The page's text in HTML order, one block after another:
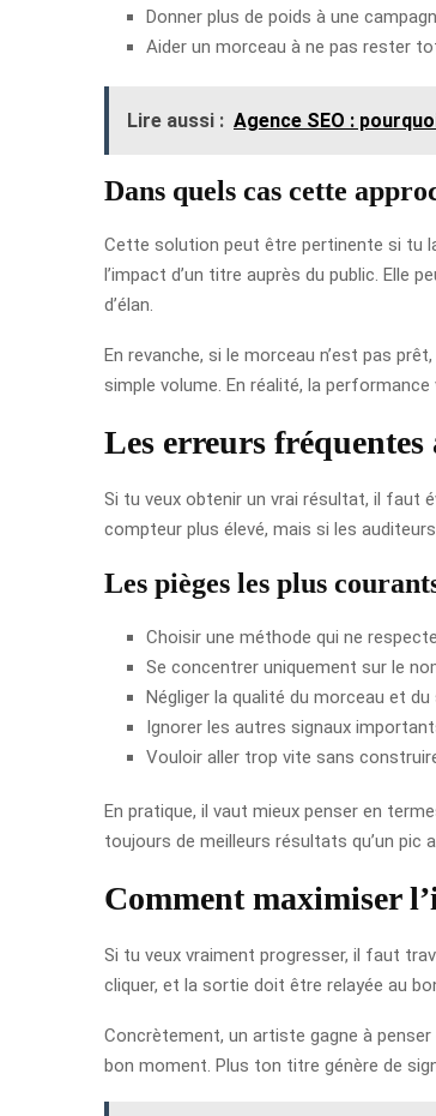
Donner plus de poids à une
Aider un morceau à ne pas rester
Lire aussi : Agence SEO :
Dans quels cas cette
Cette solution peut être pertinente si tu
l’impact d’un titre auprès du public. Elle
d’élan.
En revanche, si le morceau n’est pas
simple volume. En réalité, la performance
Les erreurs fréquentes
Si tu veux obtenir un vrai résultat, il faut
compteur plus élevé, mais si les
Les pièges les plus
Choisir une méthode qui ne
Se concentrer uniquement sur le
Négliger la qualité du morceau et du
Ignorer les autres signaux
Vouloir aller trop vite sans
En pratique, il vaut mieux penser en
toujours de meilleurs résultats qu’un pic
Comment maximiser
Si tu veux vraiment progresser, il faut
cliquer, et la sortie doit être relayée au
Concrètement, un artiste gagne à
bon moment. Plus ton titre génère de